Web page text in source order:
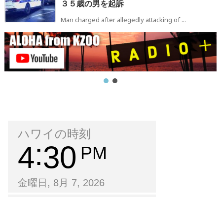
３５歳の男を起訴
Man charged after allegedly attacking of ...
ハワイの時刻
4 30 PM
金曜日, 8月 7, 2026